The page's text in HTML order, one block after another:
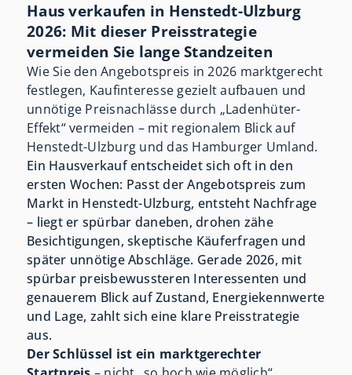
Haus verkaufen in Henstedt-Ulzburg
2026: Mit dieser Preisstrategie
vermeiden Sie lange Standzeiten
Wie Sie den Angebotspreis in 2026 marktgerecht
festlegen, Kaufinteresse gezielt aufbauen und
unnötige Preisnachlässe durch „Ladenhüter-
Effekt“ vermeiden – mit regionalem Blick auf
Henstedt-Ulzburg und das Hamburger Umland.
Ein Hausverkauf entscheidet sich oft in den
ersten Wochen: Passt der Angebotspreis zum
Markt in Henstedt-Ulzburg, entsteht Nachfrage
– liegt er spürbar daneben, drohen zähe
Besichtigungen, skeptische Käuferfragen und
später unnötige Abschläge. Gerade 2026, mit
spürbar preisbewussteren Interessenten und
genauerem Blick auf Zustand, Energiekennwerte
und Lage, zahlt sich eine klare Preisstrategie
aus.
Der Schlüssel ist ein marktgerechter